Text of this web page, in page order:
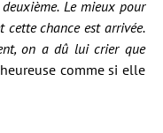
Le mieux pour
cette chance est arrivée.
on a dû lui crier que
comme si elle